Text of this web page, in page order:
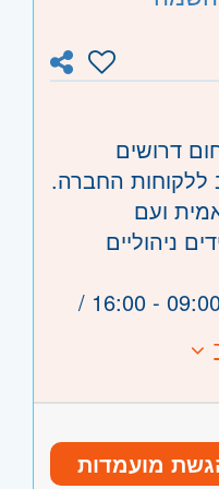
ראש העין,
רמלה לוד,
דרושים
ללקוחות החברה.
ועם
ניהוליים
משרה של 7 שעות ביום - 09:00 - 16:00 /
בארגון
מועמדות